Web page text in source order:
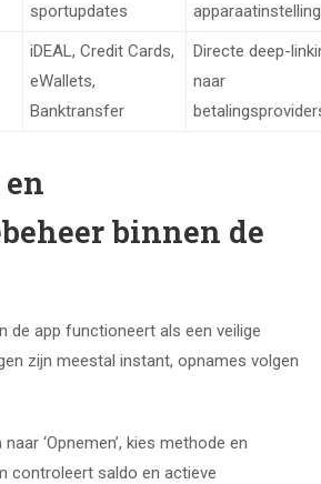
sportupdates
iDEAL, Credit Cards,
eWallets,
Banktransfer
Directe deep-
naar
binnen de
de app functioneert als een veilige
zijn meestal instant, opnames volgen
naar ‘Opnemen’, kies methode en
controleert saldo en actieve